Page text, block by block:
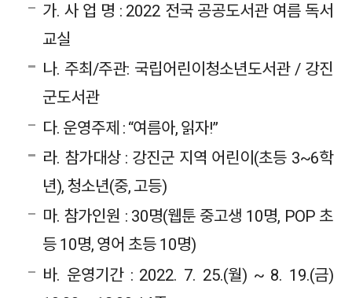
가. 사 업 명 : 2022 전국 공공도서관 여름 독서
교실
나. 주최/주관: 국립어린이청소년도서관 / 강진
군도서관
다. 운영주제 : “여름아, 읽자!”
라. 참가대상 : 강진군 지역 어린이(초등 3~6학
년), 청소년(중, 고등)
마. 참가인원 : 30명(웹툰 중고생 10명, POP 초
등 10명, 영어 초등 10명)
바. 운영기간 : 2022. 7. 25.(월) ~ 8. 19.(금)